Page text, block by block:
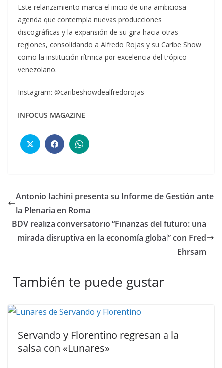
Este relanzamiento marca el inicio de una ambiciosa
agenda que contempla nuevas producciones
discográficas y la expansión de su gira hacia otras
regiones, consolidando a Alfredo Rojas y su Caribe Show
como la institución rítmica por excelencia del trópico
venezolano.
Instagram: @caribeshowdealfredorojas
INFOCUS MAGAZINE
Antonio Iachini presenta su Informe de Gestión ante
la Plenaria en Roma
BDV realiza conversatorio “Finanzas del futuro: una
mirada disruptiva en la economía global” con Fred
Ehrsam
También te puede gustar
Servando y Florentino regresan a la
salsa con «Lunares»